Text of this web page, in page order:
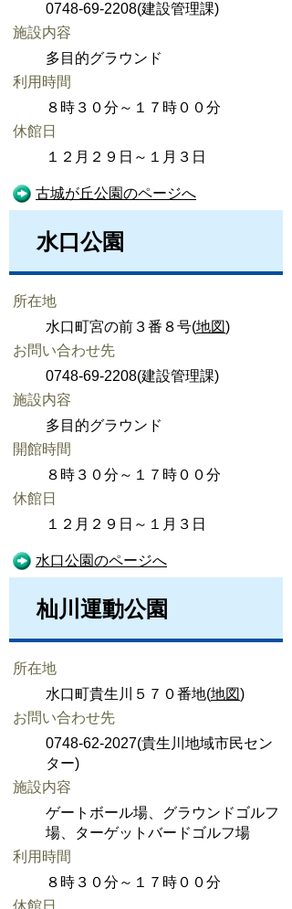
0748-69-2208(建設管理課)
施設内容
多目的グラウンド
利用時間
８時３０分～１７時００分
休館日
１２月２９日～１月３日
古城が丘公園のページへ
水口公園
所在地
水口町宮の前３番８号(地図)
お問い合わせ先
0748-69-2208(建設管理課)
施設内容
多目的グラウンド
開館時間
８時３０分～１７時００分
休館日
１２月２９日～１月３日
水口公園のページへ
杣川運動公園
所在地
水口町貴生川５７０番地(地図)
お問い合わせ先
0748-62-2027(貴生川地域市民セン
ター)
施設内容
ゲートボール場、グラウンドゴルフ
場、ターゲットバードゴルフ場
利用時間
８時３０分～１７時００分
休館日